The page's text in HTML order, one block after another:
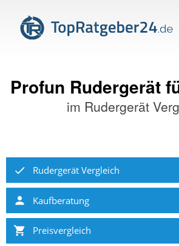
Profun Rudergerät
im Rudergerät
Rudergerät Vergleich
Kaufberatung
Preisvergleich